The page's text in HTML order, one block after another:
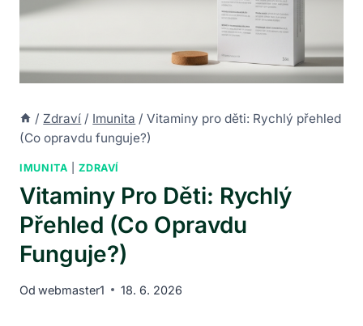
/ Zdraví / Imunita / Vitaminy pro děti: Rychlý přehled
(Co opravdu funguje?)
IMUNITA |ZDRAVÍ
Vitaminy Pro Děti: Rychlý
Přehled (Co Opravdu
Funguje?)
Od webmaster1 18. 6. 2026